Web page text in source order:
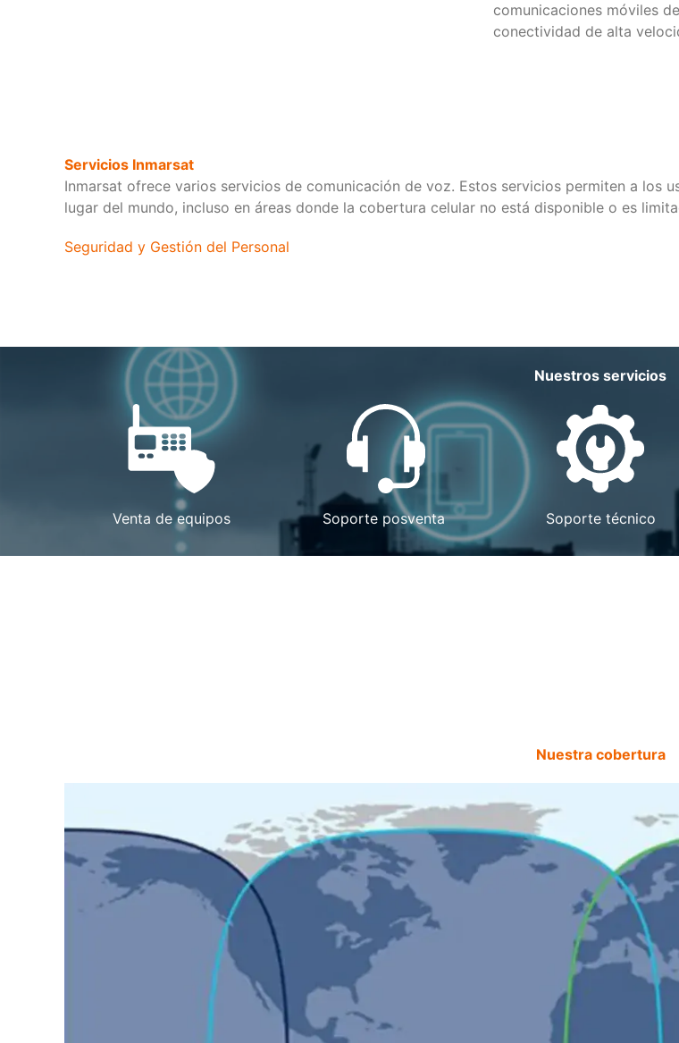
comunicaciones móviles
conectividad de alta
Servicios Inmarsat
Inmarsat ofrece varios servicios de comunicación de voz. Estos servicios permiten a los
lugar del mundo, incluso en áreas donde la cobertura celular no está disponible o es
Seguridad y Gestión del Personal
Nuestros servicios
Venta de equipos Soporte posventa Soporte técnico
Nuestra cobertura